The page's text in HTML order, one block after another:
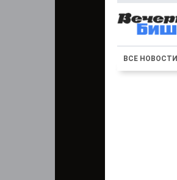
ВСЕ НОВОСТИ